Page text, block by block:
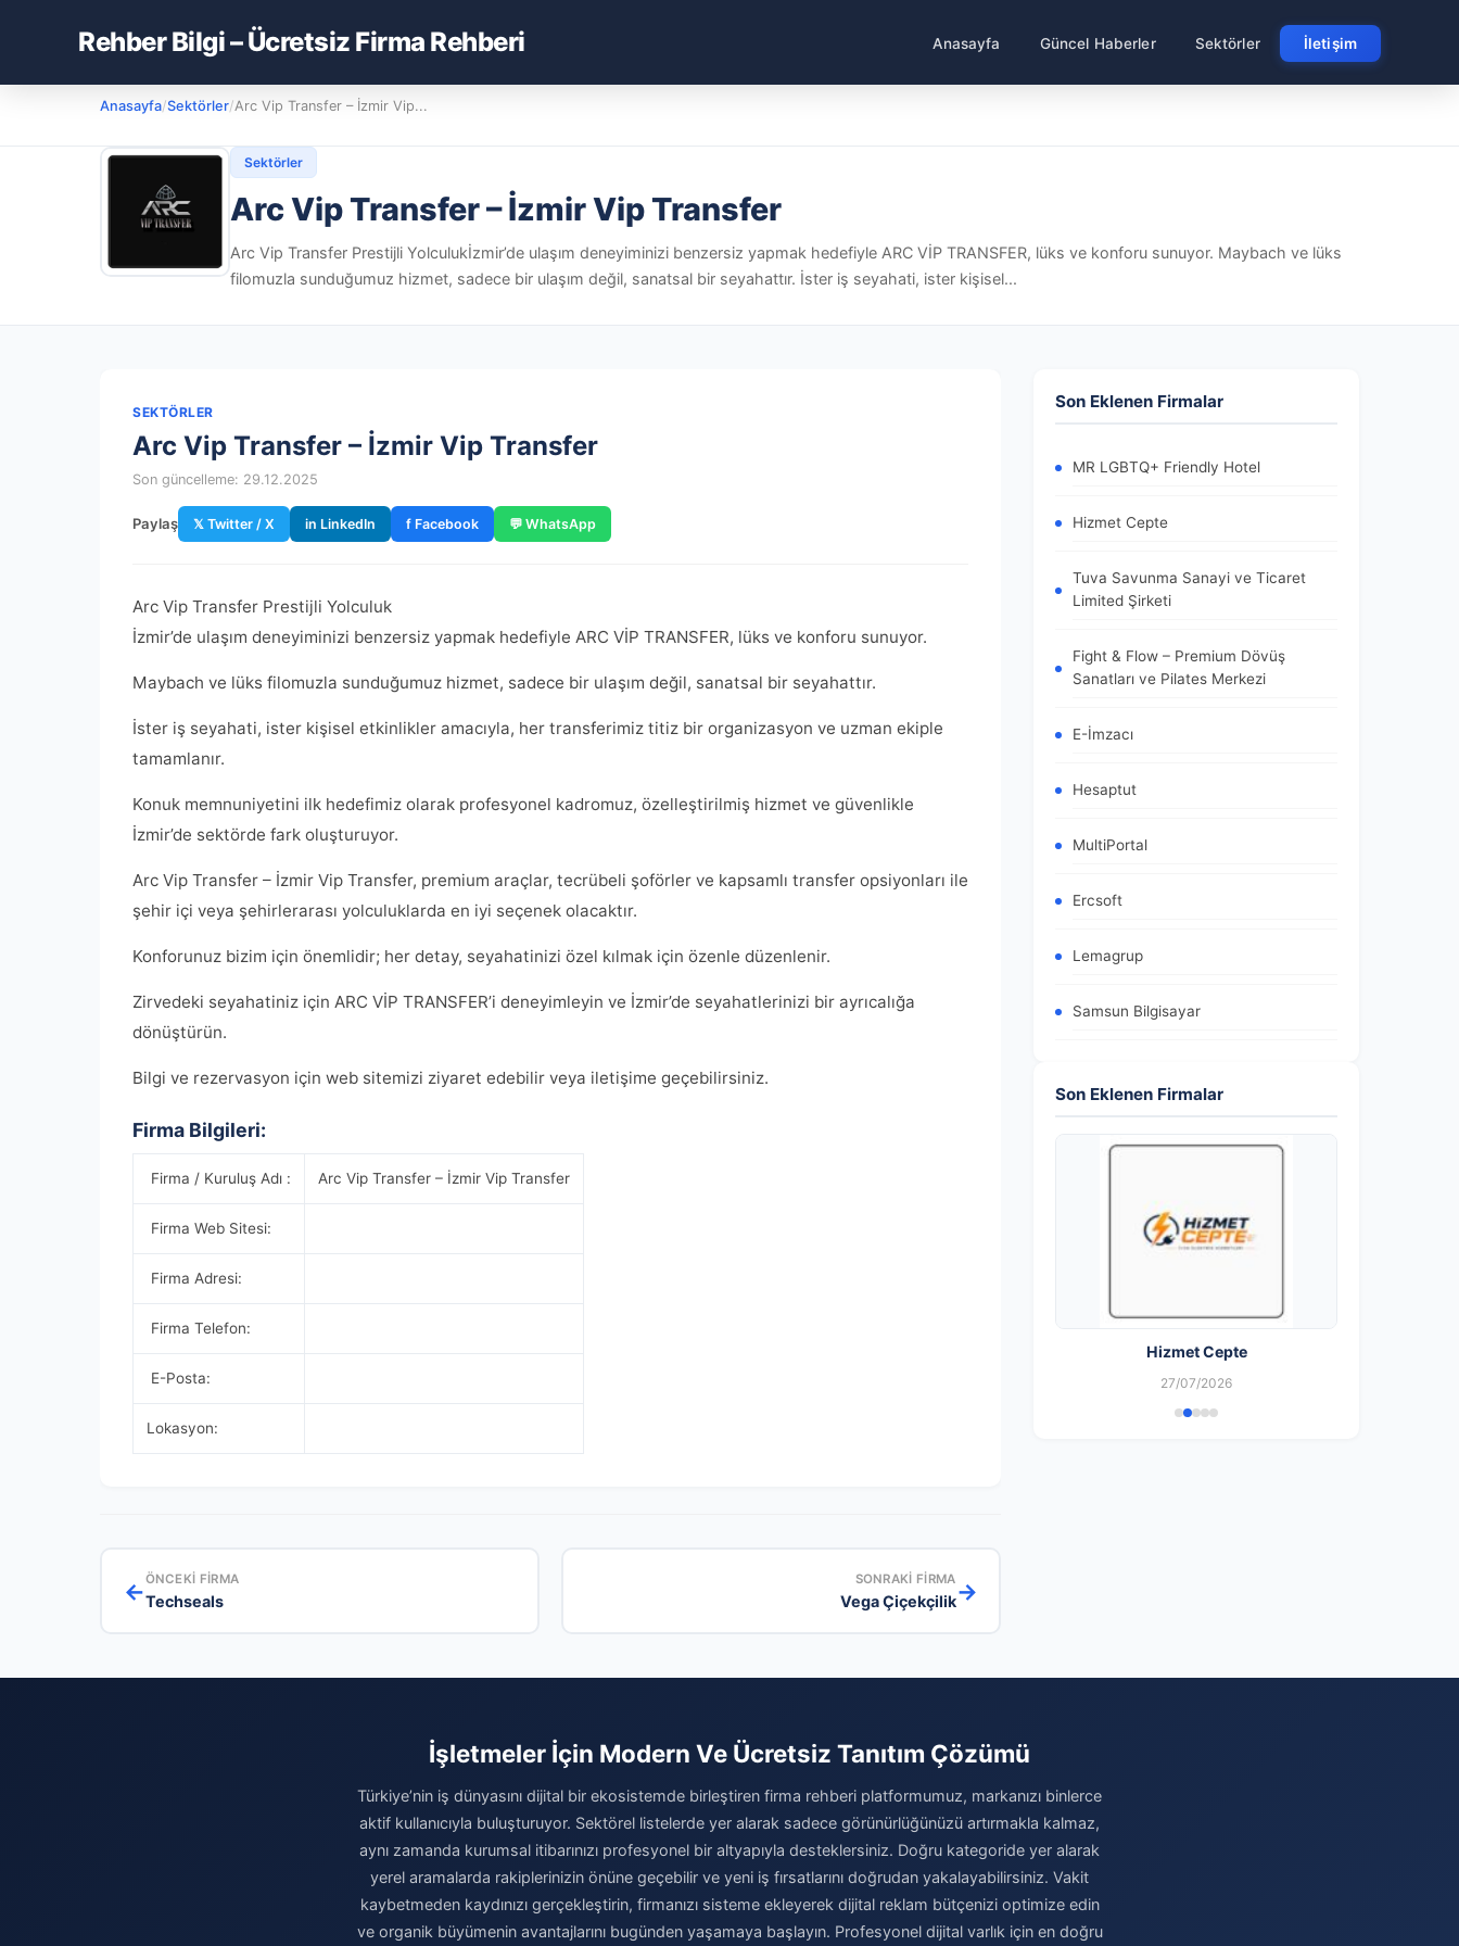
Rehber Bilgi – Ücretsiz Firma Rehberi Anasayfa Güncel Haberler Sektörler İletişim
Anasayfa/Sektörler/Arc Vip Transfer – İzmir Vip...
Sektörler
Arc Vip Transfer – İzmir Vip Transfer
Arc Vip Transfer Prestijli Yolculukİzmir’de ulaşım deneyiminizi benzersiz yapmak hedefiyle ARC VİP TRANSFER, lüks ve konforu sunuyor. Maybach ve lüks
filomuzla sunduğumuz hizmet, sadece bir ulaşım değil, sanatsal bir seyahattır. İster iş seyahati, ister kişisel...
SEKTÖRLER
Arc Vip Transfer – İzmir Vip Transfer
Son güncelleme: 29.12.2025
Paylaş 𝕏 Twitter / X in LinkedIn f Facebook 💬 WhatsApp
Arc Vip Transfer Prestijli Yolculuk
İzmir’de ulaşım deneyiminizi benzersiz yapmak hedefiyle ARC VİP TRANSFER, lüks ve konforu sunuyor.
Maybach ve lüks filomuzla sunduğumuz hizmet, sadece bir ulaşım değil, sanatsal bir seyahattır.
İster iş seyahati, ister kişisel etkinlikler amacıyla, her transferimiz titiz bir organizasyon ve uzman ekiple
tamamlanır.
Konuk memnuniyetini ilk hedefimiz olarak profesyonel kadromuz, özelleştirilmiş hizmet ve güvenlikle
İzmir’de sektörde fark oluşturuyor.
Arc Vip Transfer – İzmir Vip Transfer, premium araçlar, tecrübeli şoförler ve kapsamlı transfer opsiyonları ile
şehir içi veya şehirlerarası yolculuklarda en iyi seçenek olacaktır.
Konforunuz bizim için önemlidir; her detay, seyahatinizi özel kılmak için özenle düzenlenir.
Zirvedeki seyahatiniz için ARC VİP TRANSFER’i deneyimleyin ve İzmir’de seyahatlerinizi bir ayrıcalığa
dönüştürün.
Bilgi ve rezervasyon için web sitemizi ziyaret edebilir veya iletişime geçebilirsiniz.
Firma Bilgileri:
Firma / Kuruluş Adı : Arc Vip Transfer – İzmir Vip Transfer
Firma Web Sitesi:
Firma Adresi:
Firma Telefon:
E-Posta:
Lokasyon:
←ÖNCEKI FIRMA
Techseals
SONRAKI FIRMA
Vega Çiçekçilik→
Son Eklenen Firmalar
MR LGBTQ+ Friendly Hotel
Hizmet Cepte
Tuva Savunma Sanayi ve Ticaret
Limited Şirketi
Fight & Flow – Premium Dövüş
Sanatları ve Pilates Merkezi
E-İmzacı
Hesaptut
MultiPortal
Ercsoft
Lemagrup
Samsun Bilgisayar
Son Eklenen Firmalar
Hizmet Cepte
27/07/2026
İşletmeler İçin Modern Ve Ücretsiz Tanıtım Çözümü
Türkiye’nin iş dünyasını dijital bir ekosistemde birleştiren firma rehberi platformumuz, markanızı binlerce
aktif kullanıcıyla buluşturuyor. Sektörel listelerde yer alarak sadece görünürlüğünüzü artırmakla kalmaz,
aynı zamanda kurumsal itibarınızı profesyonel bir altyapıyla desteklersiniz. Doğru kategoride yer alarak
yerel aramalarda rakiplerinizin önüne geçebilir ve yeni iş fırsatlarını doğrudan yakalayabilirsiniz. Vakit
kaybetmeden kaydınızı gerçekleştirin, firmanızı sisteme ekleyerek dijital reklam bütçenizi optimize edin
ve organik büyümenin avantajlarını bugünden yaşamaya başlayın. Profesyonel dijital varlık için en doğru